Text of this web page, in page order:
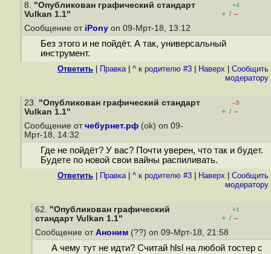
8. "Опубликован графический стандарт
Vulkan 1.1"
+4
+ / –
Сообщение от iPony on 09-Мрт-18, 13:12
Без этого и не пойдёт. А так, универсальный
инструмент.
Ответить Правка| ^ к родителю #3 Наверх
Cообщить
модератору
23. "Опубликован графический стандарт
Vulkan 1.1"
–5
+ / –
Сообщение от чебурнет.рф (ok) on 09-
Мрт-18, 14:32
Где не пойдёт? У вас? Почти уверен, что так и будет.
Будете по новой свои вайны распиливать.
Ответить Правка| ^ к родителю #3 Наверх
Cообщить
модератору
62. "Опубликован графический
стандарт Vulkan 1.1"
+1
+ / –
Сообщение от Аноним (??) on 09-Мрт-18, 21:58
А чему тут не идти? Считай hlsl на любой тостер с